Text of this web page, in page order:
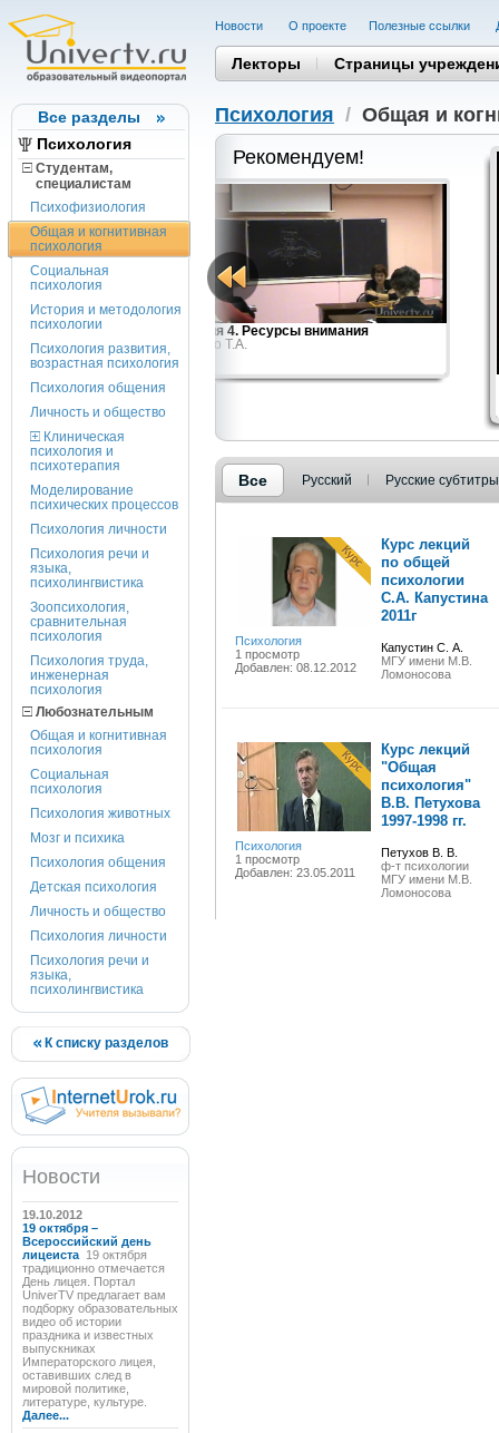
Все разделы
Психология
Студентам,
cпециалистам
Психофизиология
Общая и когнитивная
психология
Социальная
психология
История и методология
психологии
Психология развития,
возрастная психология
Психология общения
Личность и общество
Клиническая
психология и
психотерапия
Моделирование
психических процессов
Психология личности
Психология речи и
языка,
психолингвистика
Зоопсихология,
сравнительная
психология
Психология труда,
инженерная
психология
Любознательным
Общая и когнитивная
психология
Социальная
психология
Психология животных
Мозг и психика
Психология общения
Детская психология
Личность и общество
Психология личности
Психология речи и
языка,
психолингвистика
К списку разделов
Новости
19.10.2012
19 октября –
Всероссийский день
лицеиста 19 октября
традиционно отмечается
День лицея. Портал
UniverTV предлагает вам
подборку образовательных
видео об истории
праздника и известных
выпускниках
Императорского лицея,
оставивших след в
мировой политике,
литературе, культуре.
Далее...
Новости О проекте Полезные cсылки
Лекторы Страницы
Психология / Общая и
Рекомендуем!
Лекция 4. Ресурсы внимания
Ребеко Т.А.
Все Русский Русские субтитры
Психология
1 просмотр
Добавлен: 08.12.2012
Курс лекций
по общей
психологии
С.А. Капустина
2011г
Капустин С. А.
МГУ имени М.В.
Ломоносова
Психология
1 просмотр
Добавлен: 23.05.2011
Курс лекций
"Общая
психология"
В.В. Петухова
1997-1998 гг.
Петухов В. В.
ф-т психологии
МГУ имени М.В.
Ломоносова